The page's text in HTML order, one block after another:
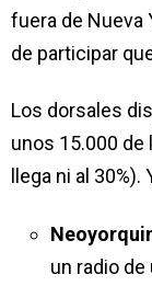
fuera de Nueva
de participar
Los dorsales
unos 15.000 de
llega ni al
un radio